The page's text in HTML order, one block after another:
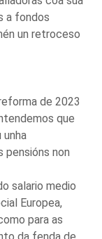
a fondos
un retroceso
de 2023
que
pensións non
salario medio
Europea,
para as
da fenda de